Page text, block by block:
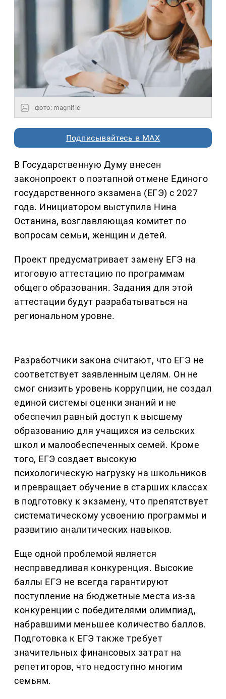
фото: magnific
Подписывайтесь в MAX
В Государственную Думу внесен
законопроект о поэтапной отмене Единого
государственного экзамена (ЕГЭ) с 2027
года. Инициатором выступила Нина
Останина, возглавляющая комитет по
вопросам семьи, женщин и детей.
Проект предусматривает замену ЕГЭ на
итоговую аттестацию по программам
общего образования. Задания для этой
аттестации будут разрабатываться на
региональном уровне.
Разработчики закона считают, что ЕГЭ не
соответствует заявленным целям. Он не
смог снизить уровень коррупции, не создал
единой системы оценки знаний и не
обеспечил равный доступ к высшему
образованию для учащихся из сельских
школ и малообеспеченных семей. Кроме
того, ЕГЭ создает высокую
психологическую нагрузку на школьников
и превращает обучение в старших классах
в подготовку к экзамену, что препятствует
систематическому усвоению программы и
развитию аналитических навыков.
Еще одной проблемой является
несправедливая конкуренция. Высокие
баллы ЕГЭ не всегда гарантируют
поступление на бюджетные места из-за
конкуренции с победителями олимпиад,
набравшими меньшее количество баллов.
Подготовка к ЕГЭ также требует
значительных финансовых затрат на
репетиторов, что недоступно многим
семьям.